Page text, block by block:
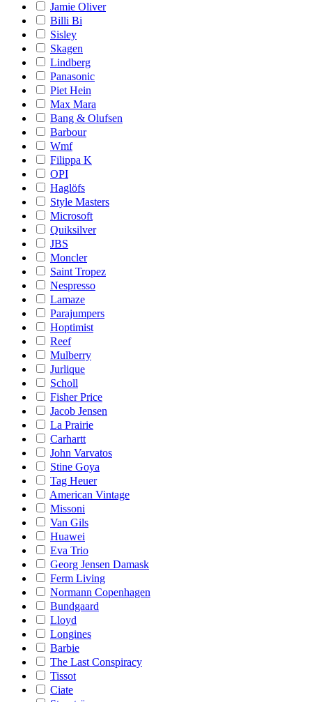
Jamie Oliver
Billi Bi
Sisley
Skagen
Lindberg
Panasonic
Piet Hein
Max Mara
Bang & Olufsen
Barbour
Wmf
Filippa K
OPI
Haglöfs
Style Masters
Microsoft
Quiksilver
JBS
Moncler
Saint Tropez
Nespresso
Lamaze
Parajumpers
Hoptimist
Reef
Mulberry
Jurlique
Scholl
Fisher Price
Jacob Jensen
La Prairie
Carhartt
John Varvatos
Stine Goya
Tag Heuer
American Vintage
Missoni
Van Gils
Huawei
Eva Trio
Georg Jensen Damask
Ferm Living
Normann Copenhagen
Bundgaard
Lloyd
Longines
Barbie
The Last Conspiracy
Tissot
Ciate